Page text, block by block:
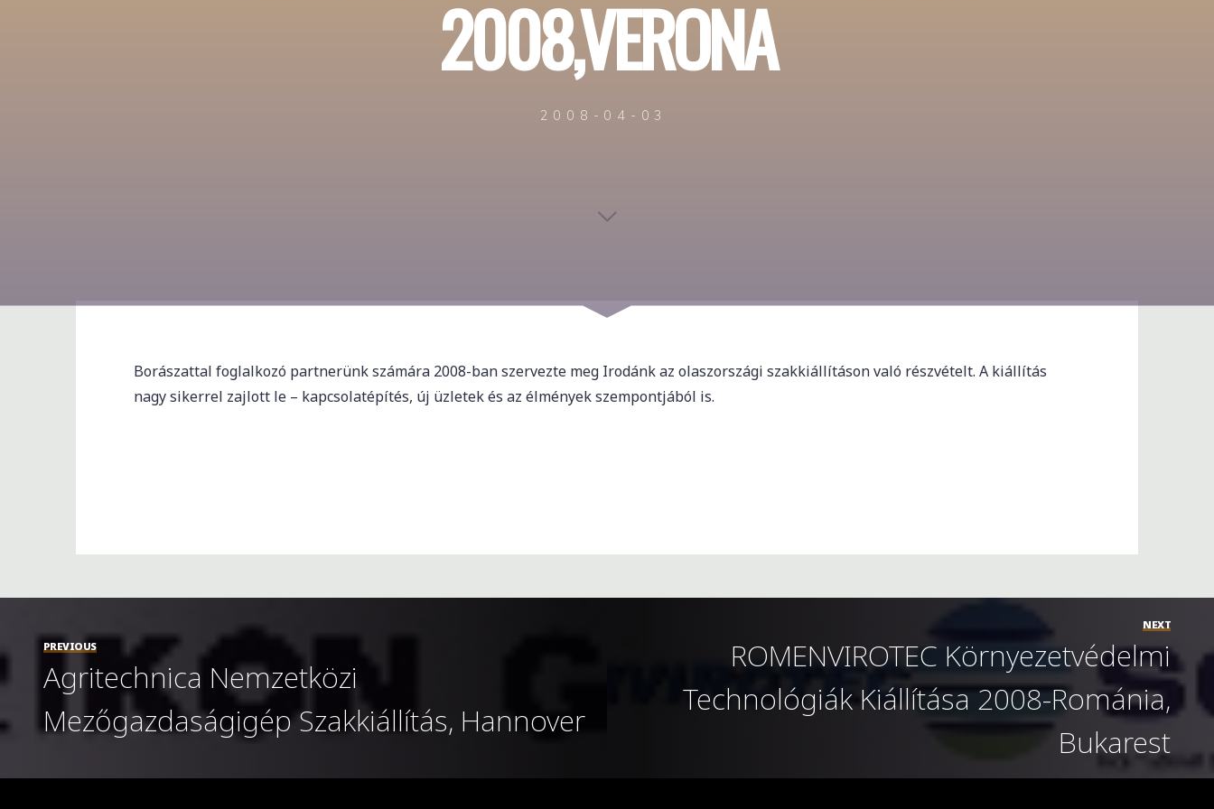
2008,VERONA
2008-04-03
Borászattal foglalkozó partnerünk számára 2008-ban szervezte meg Irodánk az olaszországi szakkiállításon való részvételt. A kiállítás
nagy sikerrel zajlott le – kapcsolatépítés, új üzletek és az élmények szempontjából is.
PREVIOUS
Agritechnica Nemzetközi
Mezőgazdaságigép Szakkiállítás, Hannover
NEXT
ROMENVIROTEC Környezetvédelmi
Technológiák Kiállítása 2008-Románia,
Bukarest